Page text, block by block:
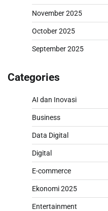
November 2025
October 2025
September 2025
Categories
AI dan Inovasi
Business
Data Digital
Digital
E-commerce
Ekonomi 2025
Entertainment